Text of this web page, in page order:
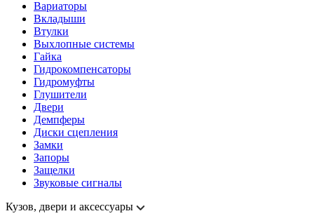
Вариаторы
Вкладыши
Втулки
Выхлопные системы
Гайка
Гидрокомпенсаторы
Гидромуфты
Глушители
Двери
Демпферы
Диски сцепления
Замки
Запоры
Защелки
Звуковые сигналы
Кузов, двери и аксессуары